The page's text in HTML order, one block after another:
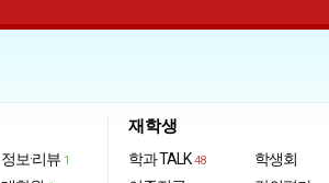
정보·리뷰 1
재학생
학과 TALK 48
학생회